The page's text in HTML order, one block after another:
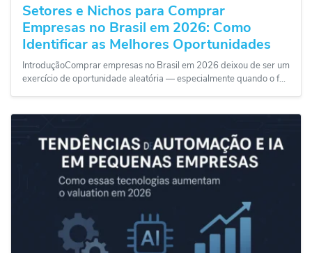
Setores e Nichos para Comprar
Empresas no Brasil em 2026: Como
Identificar as Melhores Oportunidades
IntroduçãoComprar empresas no Brasil em 2026 deixou de ser um
exercício de oportunidade aleatória — especialmente quando o f...